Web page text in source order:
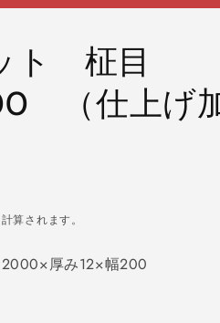
ト 柾目
（仕上げ
算されます。
厚み12×幅200